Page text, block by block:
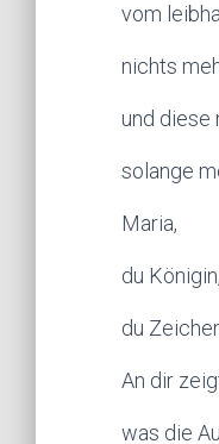
vom
nichts
und diese
solange
Maria,
du
du
An dir
was die